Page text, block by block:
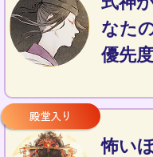
なた
優先
怖い